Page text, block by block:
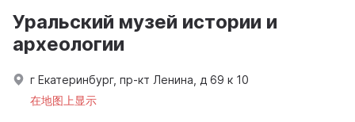
Уральский музей истории и
археологии
г Екатеринбург, пр-кт Ленина, д 69 к 10
在地图上显示